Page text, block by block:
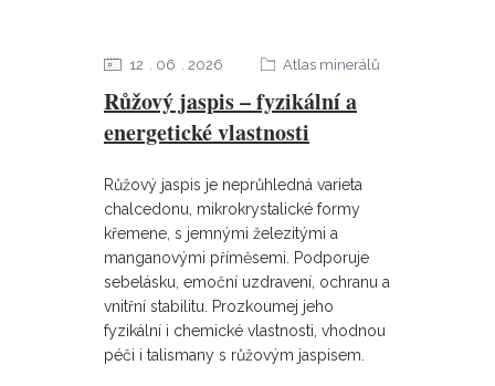
Růžový jaspis – fyzikální a
energetické vlastnosti
12 06 2026 Atlas minerálů
Růžový jaspis je neprůhledná varieta
chalcedonu, mikrokrystalické formy
křemene, s jemnými železitými a
manganovými příměsemi. Podporuje
sebelásku, emoční uzdravení, ochranu a
vnitřní stabilitu. Prozkoumej jeho
fyzikální i chemické vlastnosti, vhodnou
péči i talismany s růžovým jaspisem.